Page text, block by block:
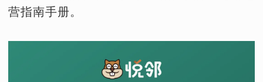
营指南手册。